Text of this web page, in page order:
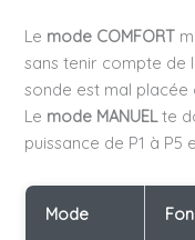
Le mode COMFORT
sans tenir compte de
sonde est mal placée
Le mode MANUELte
puissance de P1 à P5
Mode